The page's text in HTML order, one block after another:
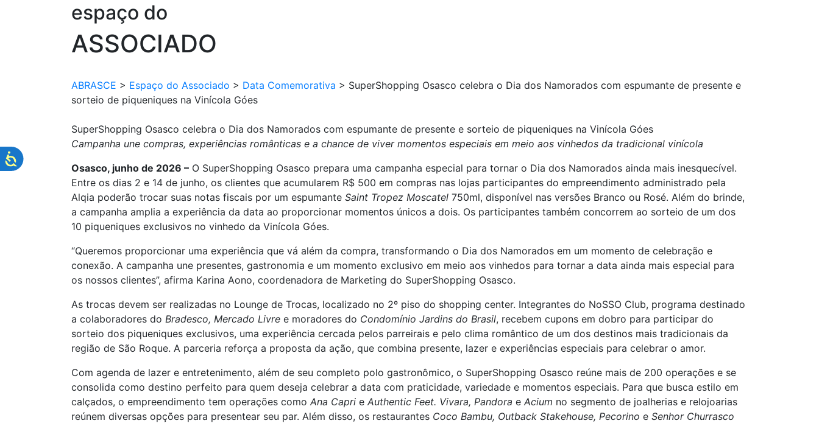
espaço do
ASSOCIADO
ABRASCE > Espaço do Associado > Data Comemorativa > SuperShopping Osasco celebra o Dia dos Namorados com espumante de presente e
sorteio de piqueniques na Vinícola Góes
SuperShopping Osasco celebra o Dia dos Namorados com espumante de presente e sorteio de piqueniques na Vinícola Góes
Campanha une compras, experiências românticas e a chance de viver momentos especiais em meio aos vinhedos da tradicional vinícola
Osasco, junho de 2026 – O SuperShopping Osasco prepara uma campanha especial para tornar o Dia dos Namorados ainda mais inesquecível.
Entre os dias 2 e 14 de junho, os clientes que acumularem R$ 500 em compras nas lojas participantes do empreendimento administrado pela
Alqia poderão trocar suas notas fiscais por um espumante Saint Tropez Moscatel 750ml, disponível nas versões Branco ou Rosé. Além do brinde,
a campanha amplia a experiência da data ao proporcionar momentos únicos a dois. Os participantes também concorrem ao sorteio de um dos
10 piqueniques exclusivos no vinhedo da Vinícola Góes.
“Queremos proporcionar uma experiência que vá além da compra, transformando o Dia dos Namorados em um momento de celebração e
conexão. A campanha une presentes, gastronomia e um momento exclusivo em meio aos vinhedos para tornar a data ainda mais especial para
os nossos clientes”, afirma Karina Aono, coordenadora de Marketing do SuperShopping Osasco.
As trocas devem ser realizadas no Lounge de Trocas, localizado no 2º piso do shopping center. Integrantes do NoSSO Club, programa destinado
a colaboradores do Bradesco, Mercado Livre e moradores do Condomínio Jardins do Brasil, recebem cupons em dobro para participar do
sorteio dos piqueniques exclusivos, uma experiência cercada pelos parreirais e pelo clima romântico de um dos destinos mais tradicionais da
região de São Roque. A parceria reforça a proposta da ação, que combina presente, lazer e experiências especiais para celebrar o amor.
Com agenda de lazer e entretenimento, além de seu completo polo gastronômico, o SuperShopping Osasco reúne mais de 200 operações e se
consolida como destino perfeito para quem deseja celebrar a data com praticidade, variedade e momentos especiais. Para que busca estilo em
calçados, o empreendimento tem operações como Ana Capri e Authentic Feet. Vivara, Pandora e Acium no segmento de joalherias e relojoarias
reúnem diversas opções para presentear seu par. Além disso, os restaurantes Coco Bambu, Outback Stakehouse, Pecorino e Senhor Churrasco